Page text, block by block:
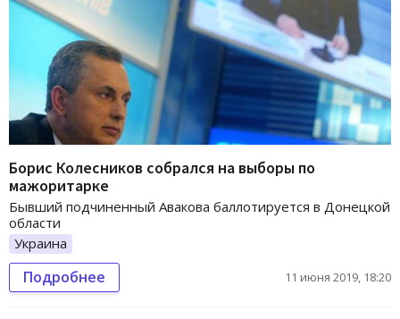
Борис Колесников собрался на выборы по
мажоритарке
Бывший подчиненный Авакова баллотируется в Донецкой
области
Украина
Подробнее 11 июня 2019, 18:20